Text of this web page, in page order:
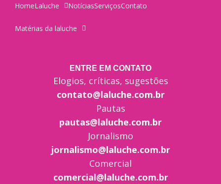
HomeLaluche NotíciasServiçosContato
Matérias da laluche
ENTRE EM CONTATO
Elogios, críticas, sugestões
contato@laluche.com.br
Pautas
pautas@laluche.com.br
Jornalismo
jornalismo@laluche.com.br
Comercial
comercial@laluche.com.br